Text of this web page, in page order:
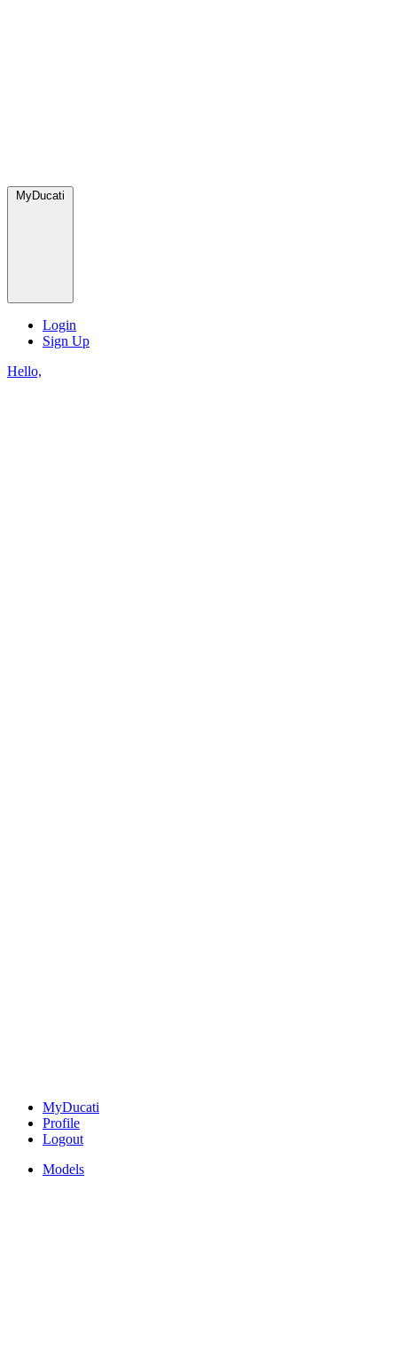
MyDucati
Login
Sign Up
Hello,
MyDucati
Profile
Logout
Models